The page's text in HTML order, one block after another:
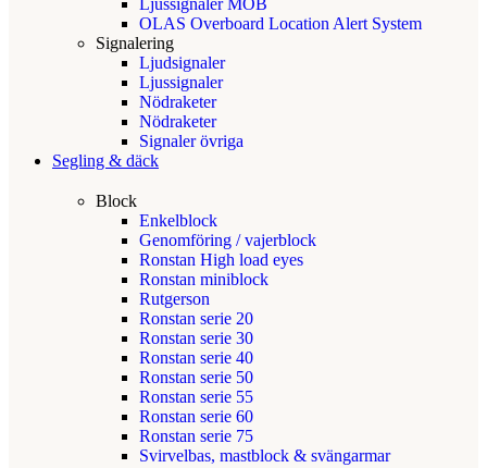
Ljussignaler MOB
OLAS Overboard Location Alert System
Signalering
Ljudsignaler
Ljussignaler
Nödraketer
Nödraketer
Signaler övriga
Segling & däck
Block
Enkelblock
Genomföring / vajerblock
Ronstan High load eyes
Ronstan miniblock
Rutgerson
Ronstan serie 20
Ronstan serie 30
Ronstan serie 40
Ronstan serie 50
Ronstan serie 55
Ronstan serie 60
Ronstan serie 75
Svirvelbas, mastblock & svängarmar